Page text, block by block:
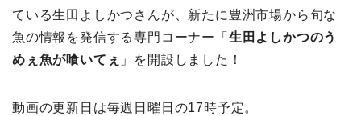
ている生田よしかつさんが、新たに豊洲市場から旬な
魚の情報を発信する専門コーナー「 生田よしかつのう
めぇ魚が喰いてぇ 」を開設しました！
動画の更新日は毎週日曜日の17時予定。